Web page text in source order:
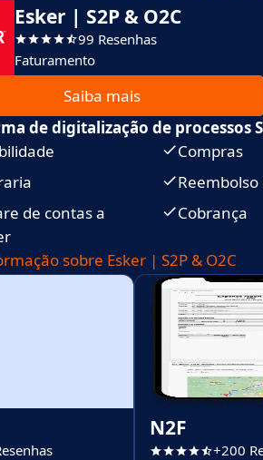
Esker | S2P & O2C
99 Resenhas
Faturamento
Saiba mais
de digitalização de processos
Compras
Reembolso
de contas a
Cobrança
sobre Esker | S2P & O2C
N2F
+200